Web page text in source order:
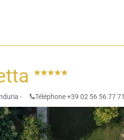
- Téléphone +39 02 56 56 77 71